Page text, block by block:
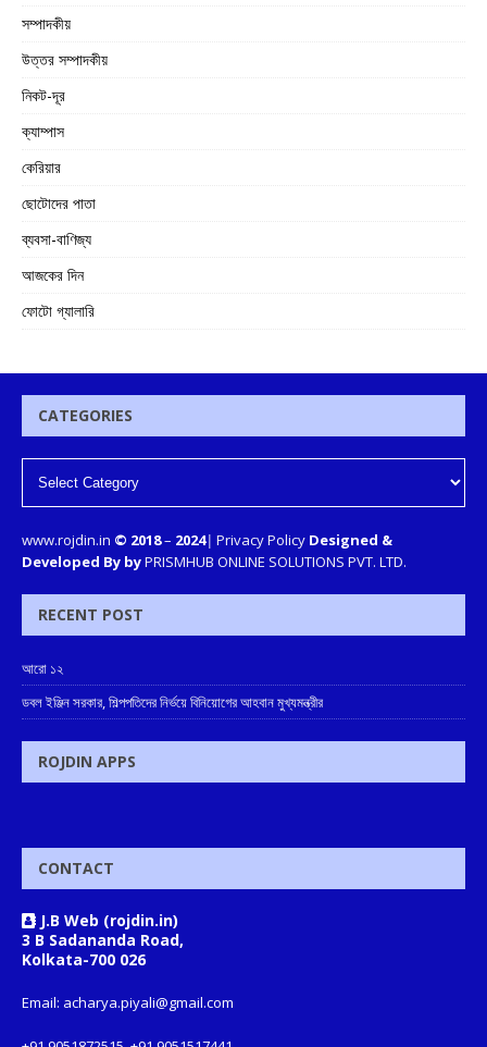
সম্পাদকীয়
উত্তর সম্পাদকীয়
নিকট-দূর
ক্যাম্পাস
কেরিয়ার
ছোটোদের পাতা
ব্যবসা-বাণিজ্য
আজকের দিন
ফোটো গ্যালারি
CATEGORIES
www.rojdin.in © 2018– 2024| Privacy Policy Designed &
Developed By byPRISMHUB ONLINE SOLUTIONS PVT. LTD.
RECENT POST
আরো ১২
ডবল ইঞ্জিন সরকার, শিল্পপতিদের নির্ভয়ে বিনিয়োগের আহবান মুখ্যমন্ত্রীর
ROJDIN APPS
CONTACT
J.B Web (rojdin.in)
3 B Sadananda Road,
Kolkata-700 026
Email: acharya.piyali@gmail.com